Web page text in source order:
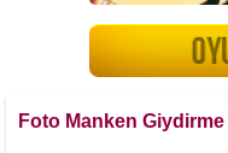
Foto Manken Giydirme